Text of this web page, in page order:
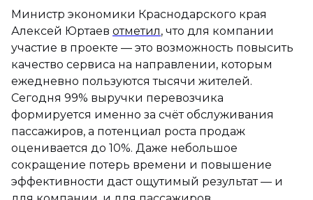
Министр экономики Краснодарского края
Алексей Юртаев отметил, что для компании
участие в проекте — это возможность повысить
качество сервиса на направлении, которым
ежедневно пользуются тысячи жителей.
Сегодня 99% выручки перевозчика
формируется именно за счёт обслуживания
пассажиров, а потенциал роста продаж
оценивается до 10%. Даже небольшое
сокращение потерь времени и повышение
эффективности даст ощутимый результат — и